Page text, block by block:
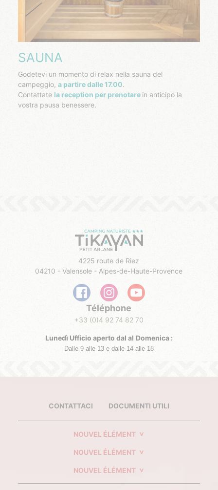
SAUNA
Godetevi un momento di relax nella sauna del
campeggio,a partire dalle 17.00.
Contattate la reception per prenotare in anticipo la
vostra pausa benessere.
4225 route de Riez
04210 - Valensole - Alpes-de-Haute-Provence
Téléphone
+33 (0)4 92 74 82 70
Lunedì Ufficio aperto dal al Domenica :
Dalle 9 alle 13 e dalle 14 alle 18
CONTATTACI DOCUMENTI UTILI
NOUVEL ÉLÉMENT
NOUVEL ÉLÉMENT
NOUVEL ÉLÉMENT